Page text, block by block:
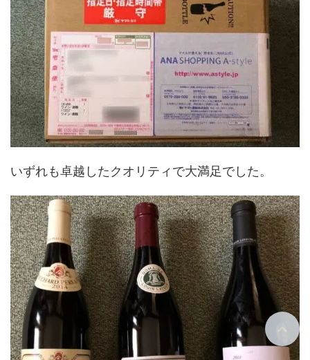
いずれも卓越したクオリティで大満足でした。